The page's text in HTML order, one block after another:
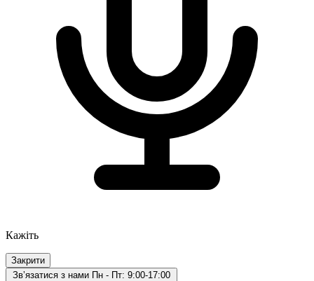
Кажіть
Закрити
Звʼязатися з нами Пн - Пт: 9:00-17:00